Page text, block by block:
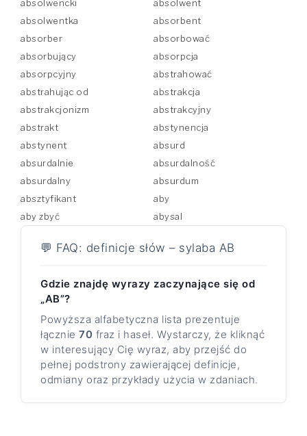
absolwencki
absolwent
absolwentka
absorbent
absorber
absorbować
absorbujący
absorpcja
absorpcyjny
abstrahować
abstrahując od
abstrakcja
abstrakcjonizm
abstrakcyjny
abstrakt
abstynencja
abstynent
absurd
absurdalnie
absurdalność
absurdalny
absurdum
absztyfikant
aby
aby zbyć
abysal
💬 FAQ: definicje słów – sylaba AB
Gdzie znajdę wyrazy zaczynające się od
„AB”?
Powyższa alfabetyczna lista prezentuje
łącznie 70 fraz i haseł. Wystarczy, że kliknąć
w interesujący Cię wyraz, aby przejść do
pełnej podstrony zawierającej definicje,
odmiany oraz przykłady użycia w zdaniach.